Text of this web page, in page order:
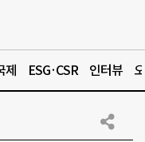
제 ESG·CSR 인터뷰